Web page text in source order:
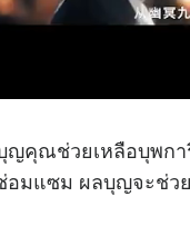
คุณช่วยเหลือบุพก
อมแซม ผลบุญจะช่ว